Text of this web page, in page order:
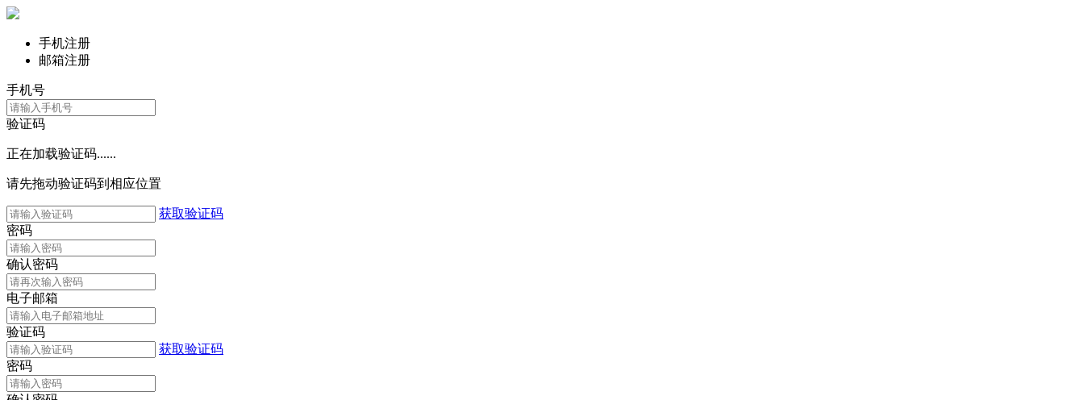
手机注册
邮箱注册
手机号
验证码
正在加载验证码......
请先拖动验证码到相应位置
获取验证码
密码
确认密码
电子邮箱
验证码
获取验证码
密码